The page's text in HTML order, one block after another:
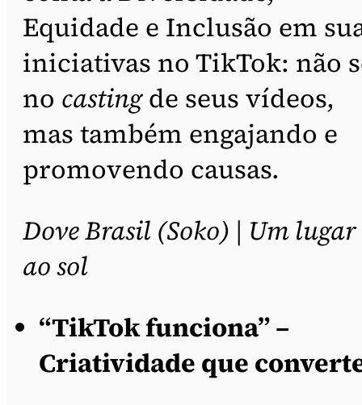
Equidade e Inclusão em
iniciativas no TikTok: não
no castingde seus vídeos,
mas também engajando e
promovendo causas.
Dove Brasil (Soko) | Um lugar
ao sol
“TikTok funciona” –
Criatividade que